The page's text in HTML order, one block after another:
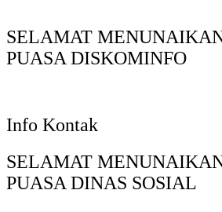
SELAMAT
PUASA DISKOMINFO
Info Kontak
SELAMAT
PUASA DINAS SOSIAL